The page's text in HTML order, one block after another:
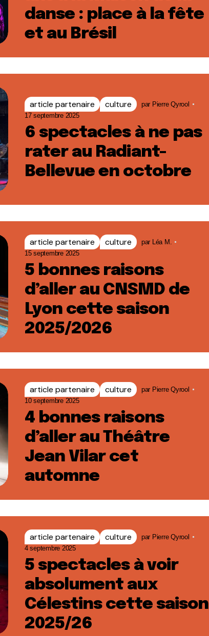
danse : place à la fête
et au Brésil
article partenaire culture par Pierre Qyrool
17 septembre 2025
6 spectacles à ne pas
rater au Radiant-
Bellevue en octobre
article partenaire culture par Léa M.
15 septembre 2025
5 bonnes raisons
d’aller au CNSMD de
Lyon cette saison
2025/2026
article partenaire culture par Pierre Qyrool
10 septembre 2025
4 bonnes raisons
d’aller au Théâtre
Jean Vilar cet
automne
article partenaire culture par Pierre Qyrool
4 septembre 2025
5 spectacles à voir
absolument aux
Célestins cette saison
2025/26